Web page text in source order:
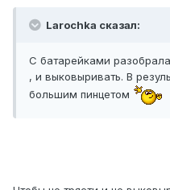
Larochka сказал:
С батарейками
, и выковыривать. В
большим пинцетом